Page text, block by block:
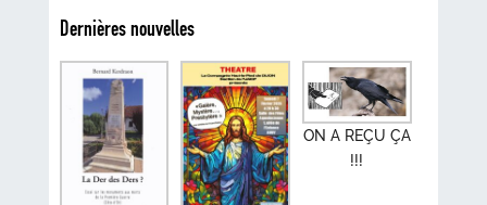
Dernières nouvelles
ON A REÇU ÇA
!!!